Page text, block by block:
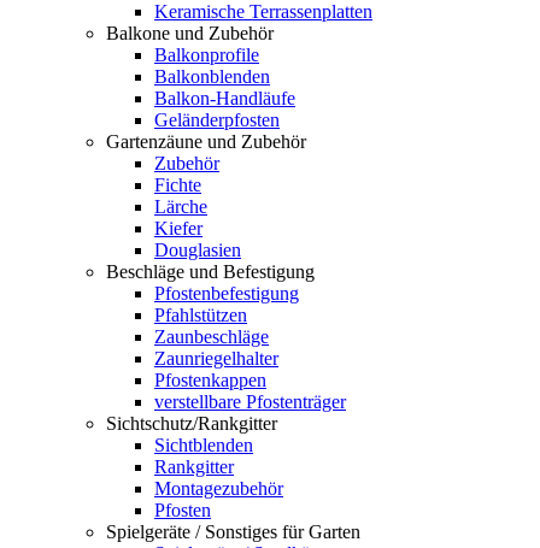
Keramische Terrassenplatten
Balkone und Zubehör
Balkonprofile
Balkonblenden
Balkon-Handläufe
Geländerpfosten
Gartenzäune und Zubehör
Zubehör
Fichte
Lärche
Kiefer
Douglasien
Beschläge und Befestigung
Pfostenbefestigung
Pfahlstützen
Zaunbeschläge
Zaunriegelhalter
Pfostenkappen
verstellbare Pfostenträger
Sichtschutz/Rankgitter
Sichtblenden
Rankgitter
Montagezubehör
Pfosten
Spielgeräte / Sonstiges für Garten